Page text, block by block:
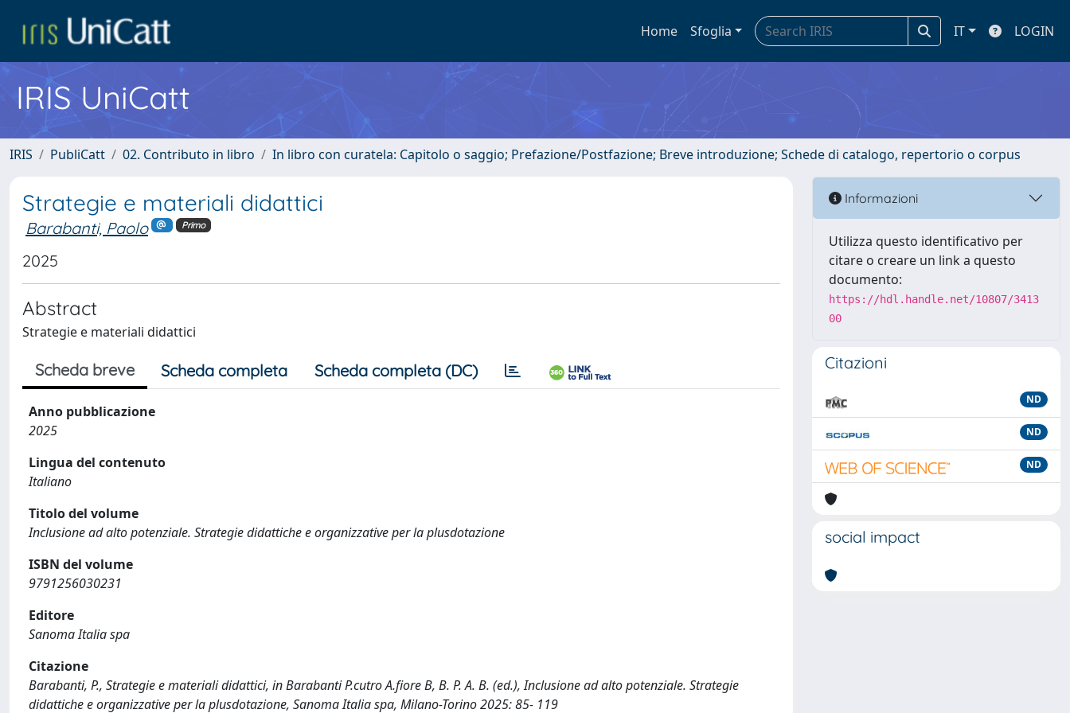
Home Sfoglia IT LOGIN
IRIS UniCatt
IRIS PubliCatt 02. Contributo in libro In libro con curatela: Capitolo o saggio; Prefazione/Postfazione; Breve introduzione; Schede di catalogo, repertorio o corpus
Strategie e materiali didattici
Barabanti, Paolo Primo
2025
Abstract
Strategie e materiali didattici
Scheda breve Scheda completa Scheda completa (DC)
Anno pubblicazione
2025
Lingua del contenuto
Italiano
Titolo del volume
Inclusione ad alto potenziale. Strategie didattiche e organizzative per la plusdotazione
ISBN del volume
9791256030231
Editore
Sanoma Italia spa
Citazione
Barabanti, P., Strategie e materiali didattici, in Barabanti P.cutro A.fiore B, B. P. A. B. (ed.), Inclusione ad alto potenziale. Strategie
didattiche e organizzative per la plusdotazione, Sanoma Italia spa, Milano-Torino 2025: 85- 119
Informazioni
Utilizza questo identificativo per
citare o creare un link a questo
documento:
https://hdl.handle.net/10807/3413
00
Citazioni
ND
ND
ND
social impact